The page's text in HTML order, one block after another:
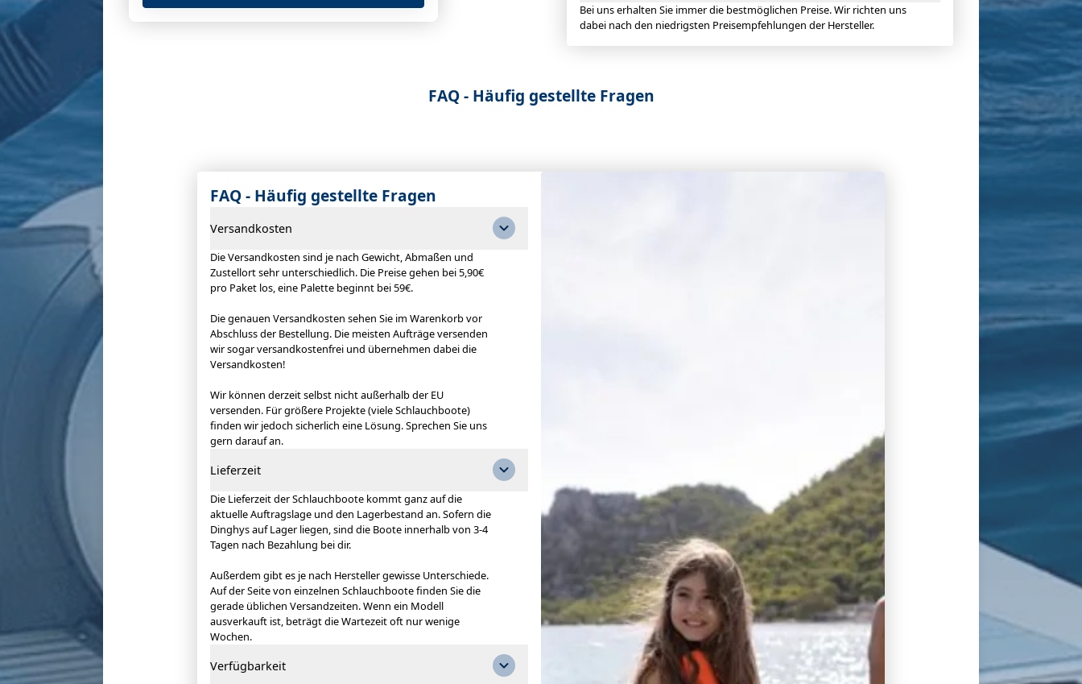
Bei uns erhalten Sie immer die bestmöglichen Preise. Wir richten uns
dabei nach den niedrigsten Preisempfehlungen der Hersteller.
FAQ - Häufig gestellte Fragen
FAQ - Häufig gestellte Fragen
Versandkosten
Die Versandkosten sind je nach Gewicht, Abmaßen und
Zustellort sehr unterschiedlich. Die Preise gehen bei 5,90€
pro Paket los, eine Palette beginnt bei 59€.
Die genauen Versandkosten sehen Sie im Warenkorb vor
Abschluss der Bestellung. Die meisten Aufträge versenden
wir sogar versandkostenfrei und übernehmen dabei die
Versandkosten!
Wir können derzeit selbst nicht außerhalb der EU
versenden. Für größere Projekte (viele Schlauchboote)
finden wir jedoch sicherlich eine Lösung. Sprechen Sie uns
gern darauf an.
Lieferzeit
Die Lieferzeit der Schlauchboote kommt ganz auf die
aktuelle Auftragslage und den Lagerbestand an. Sofern die
Dinghys auf Lager liegen, sind die Boote innerhalb von 3-4
Tagen nach Bezahlung bei dir.
Außerdem gibt es je nach Hersteller gewisse Unterschiede.
Auf der Seite von einzelnen Schlauchboote finden Sie die
gerade üblichen Versandzeiten. Wenn ein Modell
ausverkauft ist, beträgt die Wartezeit oft nur wenige
Wochen.
Verfügbarkeit